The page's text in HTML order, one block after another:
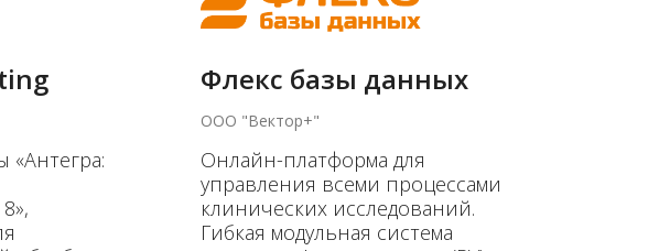
«Антегра:
Флекс базы данных
ООО "Вектор+"
Онлайн-платформа для
управления всеми процессами
клинических исследований.
Гибкая модульная система